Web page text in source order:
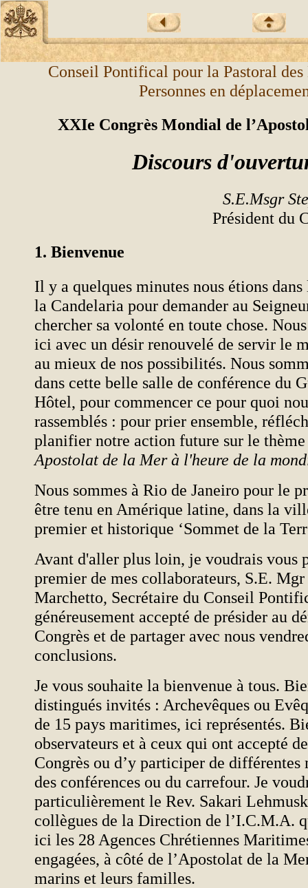
Conseil Pontifical pour la Pastoral
Personnes en
XXIe Congrès Mondial de
Discours
S.E.Msgr
Président du
1. Bienvenue
Il y a quelques minutes nous étions
la Candelaria pour demander au
chercher sa volonté en toute chose.
ici avec un désir renouvelé de servir le
au mieux de nos possibilités. Nous
dans cette belle salle de conférence du
Hôtel, pour commencer ce pour quoi
rassemblés : pour prier ensemble,
planifier notre action future sur le thème
Apostolat de la Mer à l'heure de la
Nous sommes à Rio de Janeiro pour le
être tenu en Amérique latine, dans la
premier et historique ‘Sommet de la
Avant d'aller plus loin, je voudrais vous
premier de mes collaborateurs, S.E.
Marchetto, Secrétaire du Conseil
généreusement accepté de présider au
Congrès et de partager avec nous
conclusions.
Je vous souhaite la bienvenue à tous.
distingués invités : Archevêques ou
de 15 pays maritimes, ici représentés.
observateurs et à ceux qui ont accepté
Congrès ou d’y participer de différentes
des conférences ou du carrefour. Je
particulièrement le Rev. Sakari
collègues de la Direction de l’I.C.M.A.
ici les 28 Agences Chrétiennes
engagées, à côté de l’Apostolat de la
marins et leurs familles.